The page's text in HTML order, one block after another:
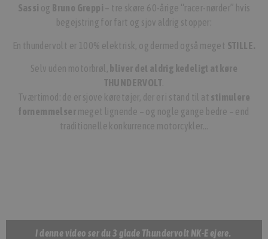
Sassi og Bruno Greppi – tre skøre 60-årige “racer-nørder” hvis
begejstring for fart og sjov aldrig stopper:
En thundervolt er 100% elektrisk, og dermed også meget STILLE.
Selv uden motorbrøl, bliver det aldrig kedeligt at køre
THUNDERVOLT
Tværtimod: de er sjove køretøjer, der er i stand til at stimulere
fornemmelser meget lignende – og nogle gange bedre – end
traditionelle konkurrence motorcykler…
I denne video ser du 3 glade Thundervolt NK-E ejere.